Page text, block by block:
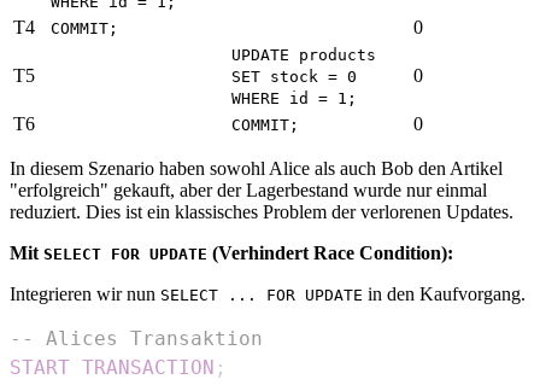
T4 COMMIT; 0
T5
UPDATE products
SET stock = 0
WHERE id = 1;
0
T6 COMMIT; 0
In diesem Szenario haben sowohl Alice als auch Bob den Artikel
"erfolgreich" gekauft, aber der Lagerbestand wurde nur einmal
reduziert. Dies ist ein klassisches Problem der verlorenen Updates.
Mit SELECT FOR UPDATE (Verhindert Race Condition):
Integrieren wir nun SELECT ... FOR UPDATE in den Kaufvorgang.
-- Alices Transaktion
START TRANSACTION ;